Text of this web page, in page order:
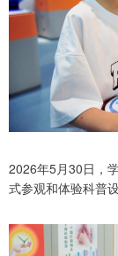
2026年5月30日，
式参观和体验科普